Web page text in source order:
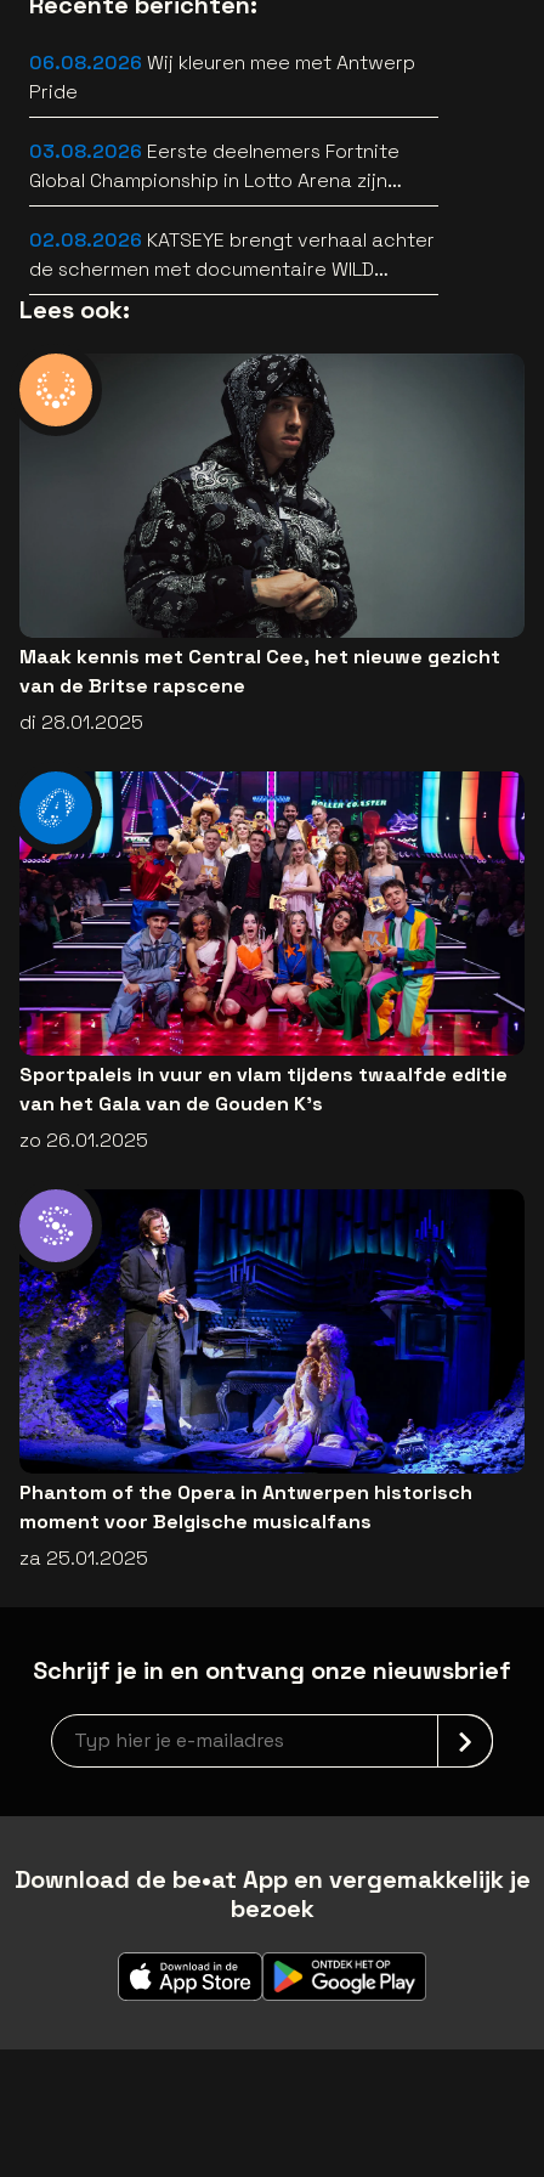
06.08.2026 Wij kleuren mee met Antwerp
Pride
03.08.2026 Eerste deelnemers Fortnite
Global Championship in Lotto Arena zijn
bekend
02.08.2026 KATSEYE brengt verhaal achter
de schermen met documentaire WILD
HEARTS [trailer]
Lees ook:
Maak kennis met Central Cee, het nieuwe gezicht
van de Britse rapscene
di 28.01.2025
Sportpaleis in vuur en vlam tijdens twaalfde editie
van het Gala van de Gouden K's
zo 26.01.2025
Phantom of the Opera in Antwerpen historisch
moment voor Belgische musicalfans
za 25.01.2025
Schrijf je in en ontvang onze nieuwsbrief
Nieuwsbrief aanmelding
Download de be•at App en vergemakkelijk je
bezoek